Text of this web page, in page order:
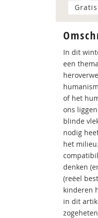
In dit
een
of het
ons
blinde
nodig
het
denken
(reëel
kinderen
in dit